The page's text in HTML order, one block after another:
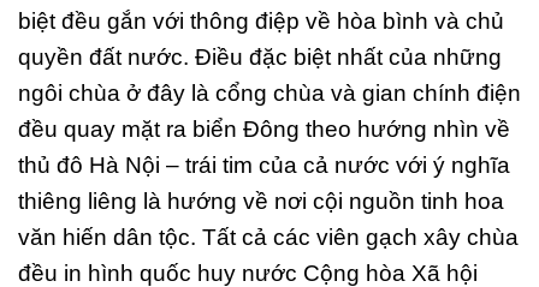
biệt đều gắn với thông điệp về hòa bình và chủ
quyền đất nước. Điều đặc biệt nhất của những
ngôi chùa ở đây là cổng chùa và gian chính điện
đều quay mặt ra biển Đông theo hướng nhìn về
thủ đô Hà Nội – trái tim của cả nước với ý nghĩa
thiêng liêng là hướng về nơi cội nguồn tinh hoa
văn hiến dân tộc. Tất cả các viên gạch xây chùa
đều in hình quốc huy nước Cộng hòa Xã hội